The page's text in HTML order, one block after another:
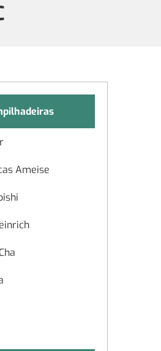
Ameise